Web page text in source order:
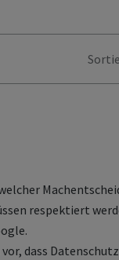
respektiert
dass